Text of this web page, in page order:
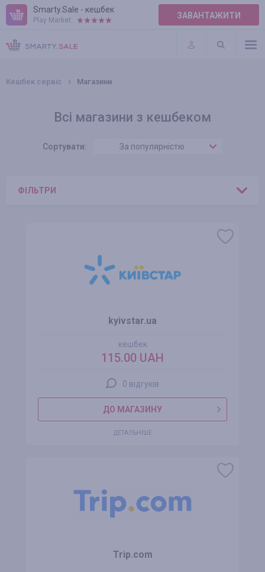
Smarty.Sale - кешбек
Play Market: ЗАВАНТАЖИТИ
ПРАВИЛА
ПЛАГІНИ
Кешбек сервіс Магазини
Всі магазини з кешбеком
Сортувати: За популярністю
ФІЛЬТРИ
kyivstar.ua
кешбек
115.00 UAH
0 відгуків
ДО МАГАЗИНУ
ДЕТАЛЬНІШЕ
Trip.com